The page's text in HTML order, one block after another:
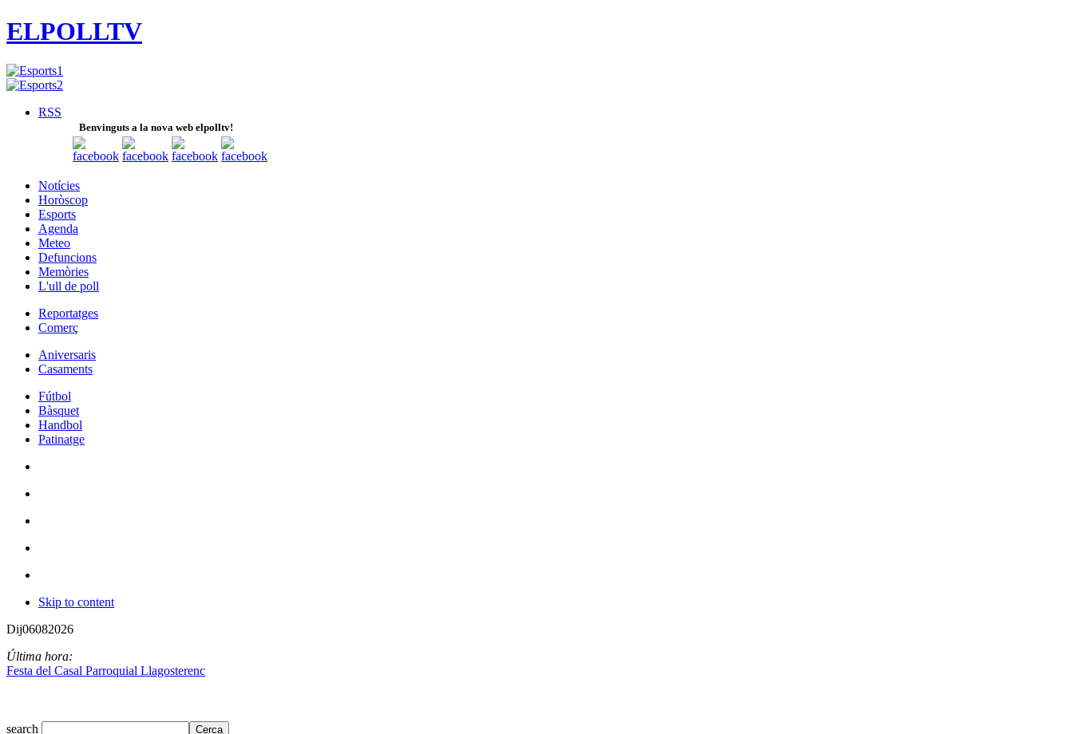
ELPOLLTV
RSS
Benvinguts a la nova web elpolltv!
Notícies
Horòscop
Esports
Agenda
Meteo
Defuncions
Memòries
L'ull de poll
Reportatges
Comerç
Aniversaris
Casaments
Fútbol
Bàsquet
Handbol
Patinatge
Skip to content
Dij06082026
Última hora:
Festa del Casal Parroquial Llagosterenc
search